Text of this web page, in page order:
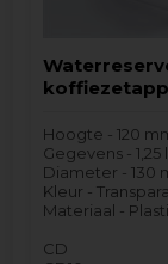
Hoogte - 120
Gegevens - 1,25 l
Diameter - 130
Kleur -
Materiaal -
CD